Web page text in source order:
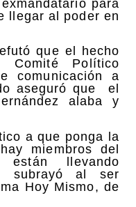
para
llegar al poder en
que el hecho
Comité Político
comunicación a
aseguró que el
alaba y
a que ponga la
miembros del
llevando
subrayó al ser
Hoy Mismo, de